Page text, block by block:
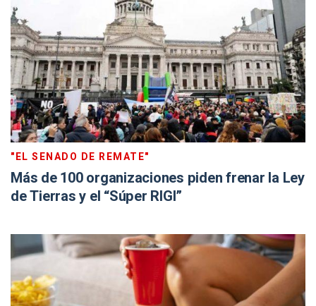
"EL SENADO DE REMATE"
Más de 100 organizaciones piden frenar la Ley
de Tierras y el “Súper RIGI”